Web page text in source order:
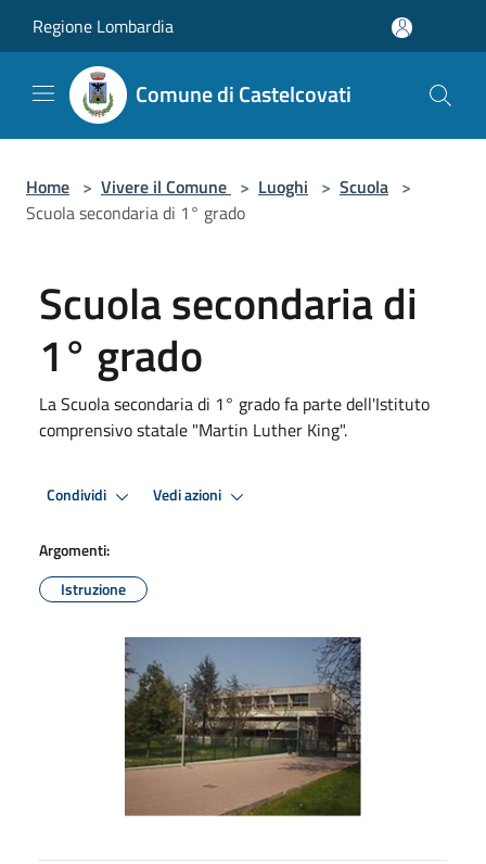
Regione Lombardia
Comune di Castelcovati
Home > Vivere il Comune > Luoghi > Scuola >
Scuola secondaria di 1° grado
Scuola secondaria di
1° grado
La Scuola secondaria di 1° grado fa parte dell'Istituto
comprensivo statale "Martin Luther King".
Condividi Vedi azioni
Argomenti:
Istruzione